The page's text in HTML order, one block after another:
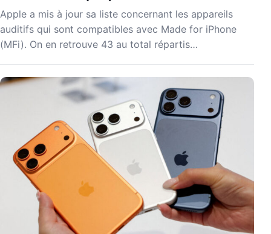
Apple a mis à jour sa liste concernant les appareils
auditifs qui sont compatibles avec Made for iPhone
(MFi). On en retrouve 43 au total répartis…